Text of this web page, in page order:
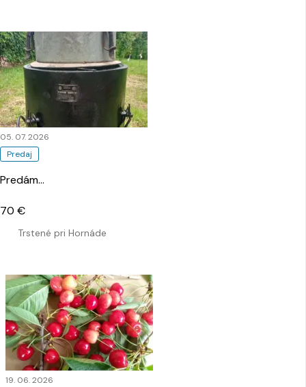
Predaj
05. 07. 2026
Predám…
Trstené pri Hornáde
70 €
19. 06. 2026